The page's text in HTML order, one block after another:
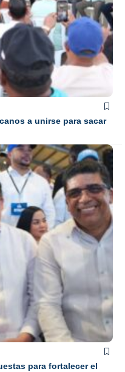
a unirse para sacar
para fortalecer el